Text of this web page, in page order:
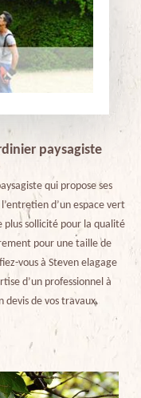
paysagiste
qui propose ses
d’un espace vert
plus sollicité pour la qualité
pour une taille de
vous à Steven elagage
d’un professionnel à
de vos travaux.